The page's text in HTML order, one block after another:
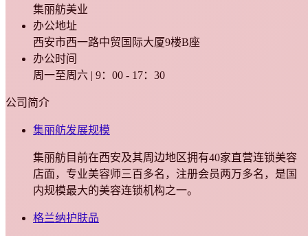
集丽舫美业
办公地址
西安市西一路中贸国际大厦9楼B座
办公时间
周一至周六 | 9：00 - 17：30
公司简介
集丽舫发展规模
集丽舫目前在西安及其周边地区拥有40家直营连锁美容
店面，专业美容师三百多名，注册会员两万多名，是国
内规模最大的美容连锁机构之一。
格兰纳护肤品